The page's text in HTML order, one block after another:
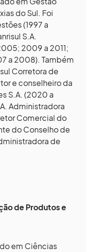
do Sul. Foi
(1997 a
S.A.
2009 a 2011;
a 2008). Também
Corretora de
e conselheiro da
S.A. (2020 a
Administradora
Comercial do
do Conselho de
de
de Produtos e
em Ciências